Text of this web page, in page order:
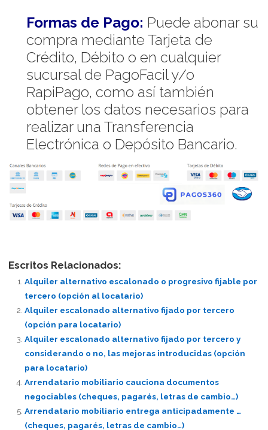
Formas de Pago: Puede abonar su
compra mediante Tarjeta de
Crédito, Débito o en cualquier
sucursal de PagoFacil y/o
RapiPago, como así también
obtener los datos necesarios para
realizar una Transferencia
Electrónica o Depósito Bancario.
Escritos Relacionados:
Alquiler alternativo escalonado o progresivo fijable por
tercero (opción al locatario)
Alquiler escalonado alternativo fijado por tercero
(opción para locatario)
Alquiler escalonado alternativo fijado por tercero y
considerando o no, las mejoras introducidas (opción
para locatario)
Arrendatario mobiliario cauciona documentos
negociables (cheques, pagarés, letras de cambio…)
Arrendatario mobiliario entrega anticipadamente …
(cheques, pagarés, letras de cambio…)